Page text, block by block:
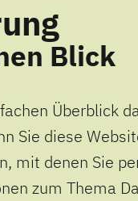
Blick
Überblick
Sie diese
mit denen Sie
zum Thema